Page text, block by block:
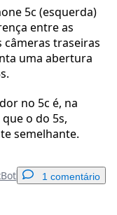
5c (esquerda)
entre as
câmeras traseiras
uma abertura
no 5c é, na
o do 5s,
semelhante.
1 comentário